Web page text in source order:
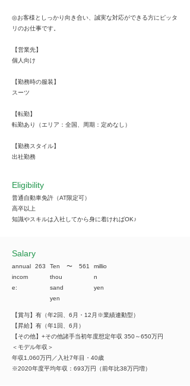
◎お客様としっかり向き合い、誠実な対応ができる方にピッタ
リのお仕事です。
【営業先】
個人向け
【勤務時の服装】
スーツ
【転勤】
転勤あり（エリア：全国、周期：定めなし）
【勤務スタイル】
出社勤務
Eligibility
普通自動車免許（AT限定可）
高卒以上
知識やスキルは入社してから身に着ければOK♪
​Salary
annual
incom
e:
263
Ten
thou
sand
yen
​〜 561
millio
n
yen
【賞与】有（年2回、6月・12月※業績連動型）
【昇給】有（年1回、6月）
【その他】+その他諸手当初年度想定年収 350～650万円
＜モデル年収＞
年収1,060万円／入社7年目・40歳
※2020年度平均年収：693万円（前年比38万円増）